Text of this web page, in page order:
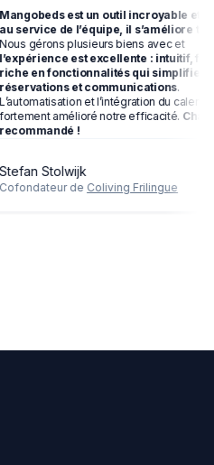
Mangobeds est un outil incroyable
au service de l’équipe, il s’améliore
Nous gérons plusieurs biens avec et
l’expérience est excellente : intuitif,
riche en fonctionnalités qui
réservations et communications
L’automatisation et l’intégration du
fortement amélioré notre efficacité.
recommandé !
Stefan Stolwijk
Cofondateur deColiving Frilingue